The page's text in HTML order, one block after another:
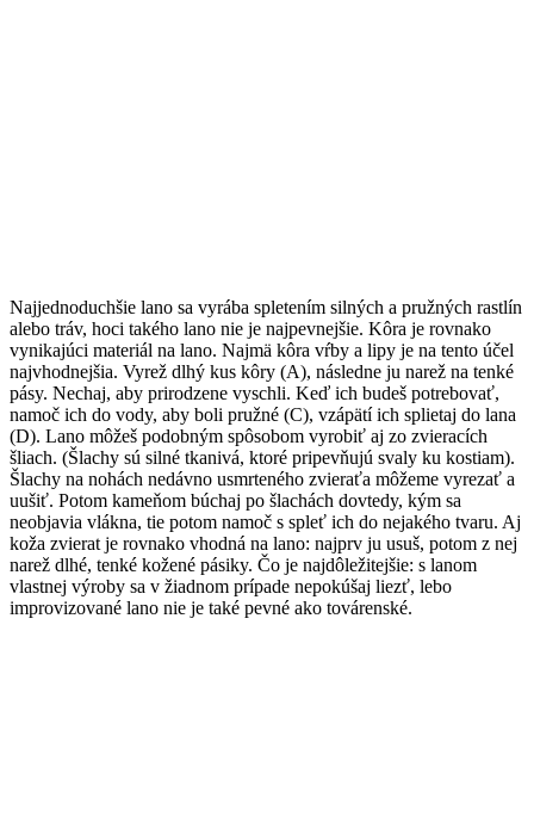
Najjednoduchšie lano sa vyrába spletením silných a pružných rastlín
alebo tráv, hoci takého lano nie je najpevnejšie. Kôra je rovnako
vynikajúci materiál na lano. Najmä kôra vŕby a lipy je na tento účel
najvhodnejšia. Vyrež dlhý kus kôry (A), následne ju narež na tenké
pásy. Nechaj, aby prirodzene vyschli. Keď ich budeš potrebovať,
namoč ich do vody, aby boli pružné (C), vzápätí ich splietaj do lana
(D). Lano môžeš podobným spôsobom vyrobiť aj zo zvieracích
šliach. (Šlachy sú silné tkanivá, ktoré pripevňujú svaly ku kostiam).
Šlachy na nohách nedávno usmrteného zvieraťa môžeme vyrezať a
uušiť. Potom kameňom búchaj po šlachách dovtedy, kým sa
neobjavia vlákna, tie potom namoč s spleť ich do nejakého tvaru. Aj
koža zvierat je rovnako vhodná na lano: najprv ju usuš, potom z nej
narež dlhé, tenké kožené pásiky. Čo je najdôležitejšie: s lanom
vlastnej výroby sa v žiadnom prípade nepokúšaj liezť, lebo
improvizované lano nie je také pevné ako továrenské.